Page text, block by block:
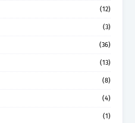
(12)
(3)
(36)
(13)
(8)
(4)
(1)